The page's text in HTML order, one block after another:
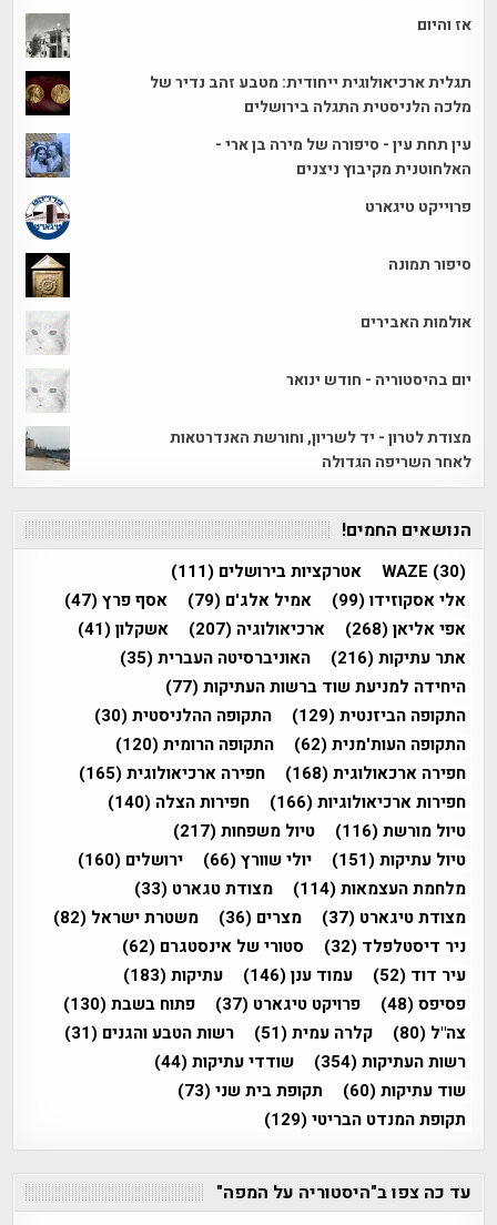
אז והיום
תגלית ארכיאולוגית ייחודית: מטבע זהב נדיר של
מלכה הלניסטית התגלה בירושלים
עין תחת עין - סיפורה של מירה בן ארי -
האלחוטנית מקיבוץ ניצנים
פרוייקט טיגארט
סיפור תמונה
אולמות האבירים
יום בהיסטוריה - חודש ינואר
מצודת לטרון - יד לשריון, וחורשת האנדרטאות
לאחר השריפה הגדולה
הנושאים החמים!
WAZE (30) אטרקציות בירושלים (111)
אלי אסקוזידו(99) אמיל אלג'ם (79) אסף פרץ(47)
אפי אליאן(268) ארכיאולוגיה (207) אשקלון(41)
אתר עתיקות(216) האוניברסיטה העברית(35)
היחידה למניעת שוד ברשות העתיקות(77)
התקופה הביזנטית(129) התקופה ההלניסטית(30)
התקופה העות'מנית(62) התקופה הרומית(120)
חפירה ארכאולוגית(168) חפירה ארכיאולוגית(165)
חפירות ארכיאולוגיות(166) חפירות הצלה (140)
טיול מורשת(116) טיול משפחות(217)
טיול עתיקות(151) יולי שוורץ(66) ירושלים (160)
מלחמת העצמאות(114) מצודת טגארט (33)
מצודת טיגארט (37) מצרים (36) משטרת ישראל (82)
ניר דיסטלפלד (32) סטורי של אינסטגרם (62)
עיר דוד (52) עמוד ענן(146) עתיקות(183)
פסיפס(48) פרויקט טיגארט (37) פתוח בשבת(130)
צה"ל (80) קלרה עמית(51) רשות הטבע והגנים (31)
רשות העתיקות(354) שודדי עתיקות(44)
שוד עתיקות(60) תקופת בית שני(73)
תקופת המנדט הבריטי(129)
עד כה צפו ב"היסטוריה על המפה"